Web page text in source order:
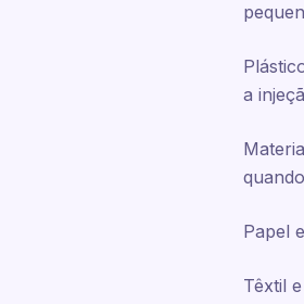
a
Papel
Têxtil